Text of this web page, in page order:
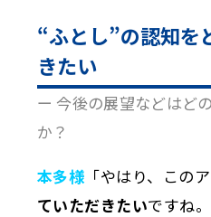
“ふとし”の認知を
きたい
ー 今後の展望などはど
か？
本多様 「やはり、この
ていただきたいですね